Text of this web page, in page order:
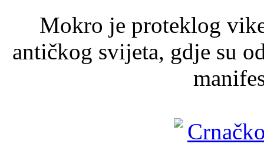
Mokro je proteklog
antičkog svijeta, gdje su